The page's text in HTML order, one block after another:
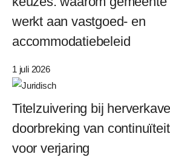
werkt aan vastgoed- en
accommodatiebeleid
1 juli 2026
Titelzuivering bij
doorbreking van
voor verjaring